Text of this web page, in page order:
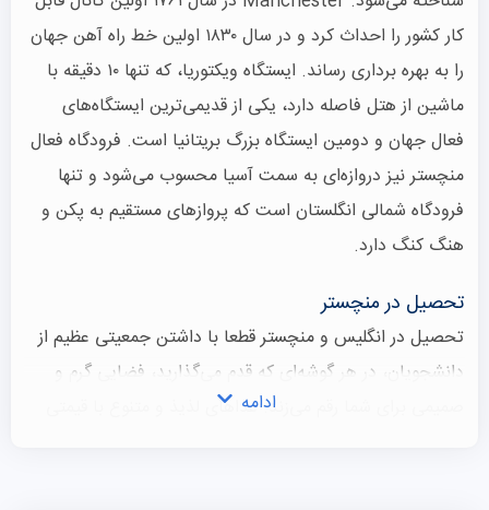
کار کشور را احداث کرد و در سال ۱۸۳۰ اولین خط راه آهن جهان
را به بهره برداری رساند. ایستگاه ویکتوریا، که تنها ۱۰ دقیقه با
ماشین از هتل فاصله دارد، یکی از قدیمی‌ترین ایستگاه‌های
فعال جهان و دومین ایستگاه بزرگ بریتانیا است. فرودگاه فعال
منچستر نیز دروازه‌ای به سمت آسیا محسوب می‌شود و تنها
فرودگاه شمالی انگلستان است که پروازهای مستقیم به پکن و
هنگ کنگ دارد.
تحصیل در منچستر
تحصیل در انگلیس و منچستر قطعا با داشتن جمعیتی عظیم از
دانشجویان، در هر گوشه‌ای که قدم می‌گذارید، فضایی گرم و
صمیمی برای شما رقم می‌زند. غذاهای لذیذ و متنوع با قیمتی
ادامه